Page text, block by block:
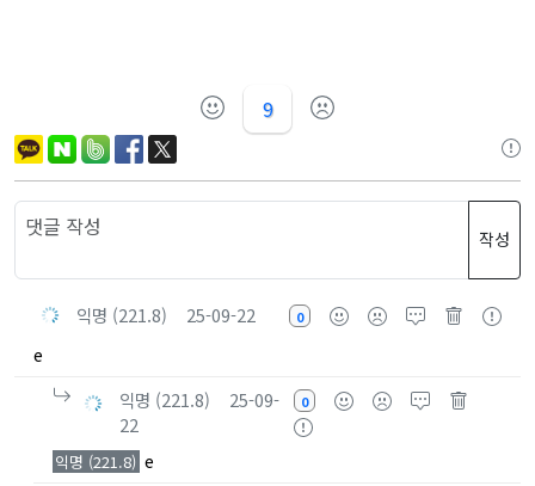
9
작성
익명 (221.8) 25-09-22 0
e
익명 (221.8)
25-09-
22
0
익명 (221.8) e